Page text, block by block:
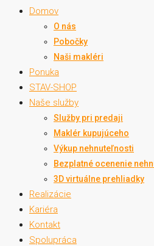
Domov
O nás
Pobočky
Naši makléri
Ponuka
STAV-SHOP
Naše služby
Služby pri predaji
Maklér kupujúceho
Výkup nehnuteľnosti
Bezplatné ocenenie
3D virtuálne prehliadky
Realizácie
Kariéra
Kontakt
Spolupráca